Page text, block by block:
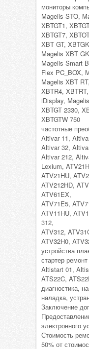
мониторы
Magelis STO,
XBTGT1,
XBTGT7,
XBT GT,
Magelis XBT
Magelis Smart
Flex PC_BOX,
Magelis XBT
XBTR4,
iDisplay,
XBTGT 2330,
XBTGTW 750
частотные
Altivar 11,
Altivar 32,
Altivar 212,
Lexium,
ATV21HU,
ATV212HD,
ATV61EX,
ATV71E5,
ATV11HU,
312,
ATV312,
ATV32H0,
устройства
стартер
Altistart 01,
ATS22C,
диагностика,
наладка,
Заключение
электронного
Стоимость
50% от